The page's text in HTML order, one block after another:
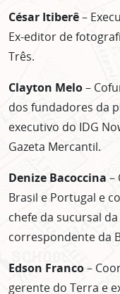
César Itiberê–
Ex-editor de
Três.
Clayton Melo–
dos fundadores da
executivo do IDG
Gazeta Mercantil.
Denize Bacoccina –
Brasil e Portugal e
chefe da sucursal
correspondente da
Edson Franco–
gerente do Terra e